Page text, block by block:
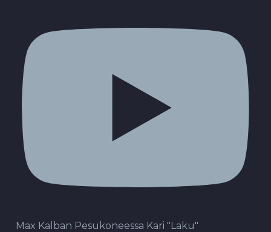
Max Kalban Pesukoneessa Kari "Laku"